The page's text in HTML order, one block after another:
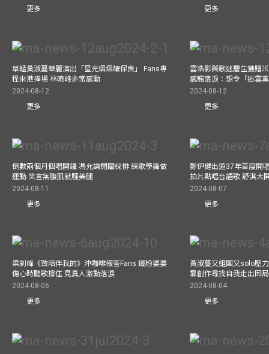
更多
更多
草蜢黃淑蔓華麗演出「星光熠熠耀保良」 Fans專
程來港捧場 林曉峰非常感動
2024-08-12
更多
雲浩影與歌迷慶生獲贈
感觸落淚：想令「迷雲
2024-08-12
更多
倒數兩個月個唱開鑼 馮允謙閉關綵排 練歌學舞做
運動 笑言無腹肌就騷美腿
2024-08-11
更多
鄭伊健出道37年首度開
拍片點唱台語歌 舒淇大
2024-08-07
更多
梁釗峰《致陪伴我的》沖咖啡報答Fans 鐵粉婆婆
傷心時聽歌撐住 見真人激動落淚
2024-08-06
更多
黃淑蔓又組團又solo壓
靠創作尋找自我走出困局
2024-08-04
更多